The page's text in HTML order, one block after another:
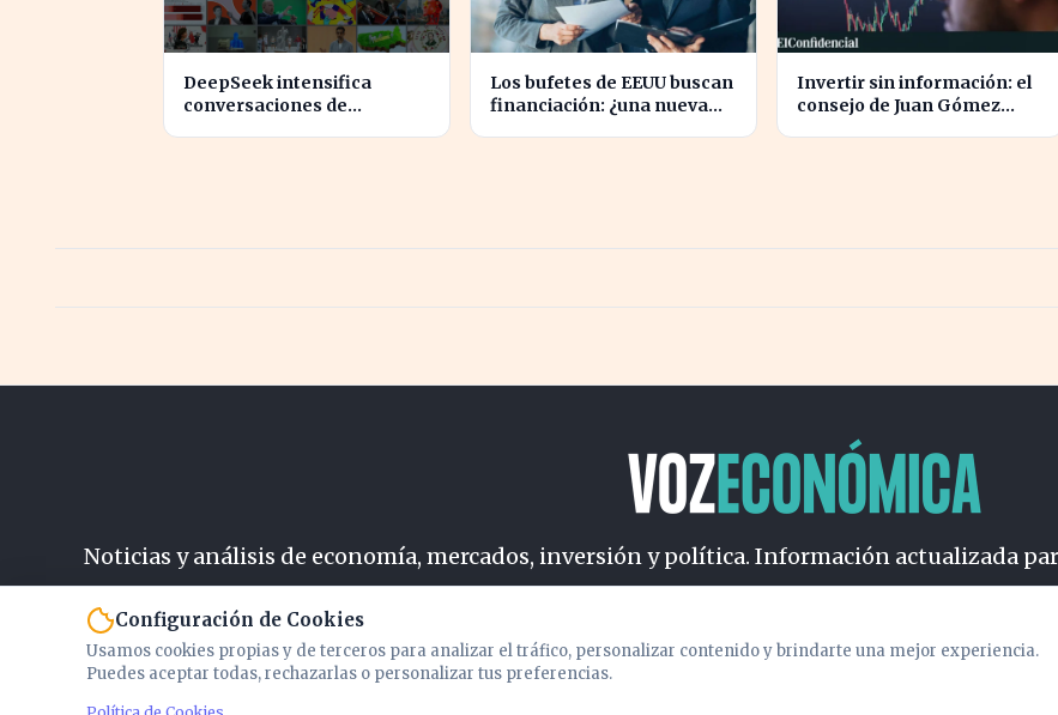
DeepSeek intensifica
conversaciones de
Los bufetes de EEUU buscan
financiación: ¿una nueva
Invertir sin información: el
consejo de Juan Gómez
Noticias y análisis de economía, mercados, inversión y política. Información actualizada
Configuración de Cookies
Usamos cookies propias y de terceros para analizar el tráfico, personalizar contenido y brindarte una mejor experiencia.
Puedes aceptar todas, rechazarlas o personalizar tus preferencias.